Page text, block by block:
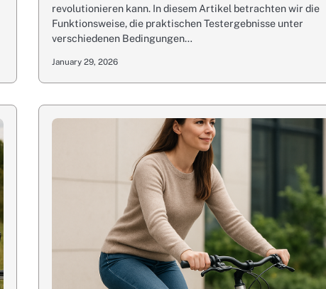
revolutionieren kann. In diesem Artikel betrachten wir die
Funktionsweise, die praktischen Testergebnisse unter
verschiedenen Bedingungen…
January 29, 2026